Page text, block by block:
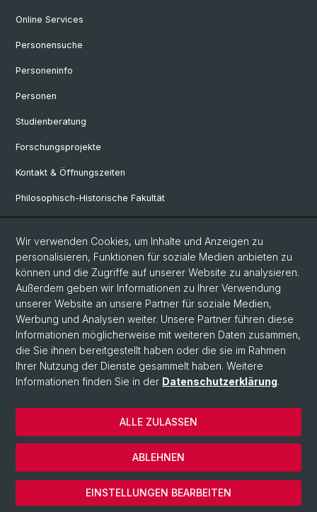
Online Services
Personensuche
Personeninfo
Personen
Studienberatung
Forschungsprojekte
Kontakt & Öffnungszeiten
Philosophisch-Historische Fakultät
Social Media
Instagram
© Universität Basel
Philosophisch-Historische Fakultät
Sprach- und Literaturwissenschaften
Home
Datenschutzerklärung
Wir verwenden Cookies, um Inhalte und Anzeigen zu
personalisieren, Funktionen für soziale Medien anbieten zu
können und die Zugriffe auf unserer Website zu analysieren.
Außerdem geben wir Informationen zu Ihrer Verwendung
unserer Website an unsere Partner für soziale Medien,
Werbung und Analysen weiter. Unsere Partner führen diese
Informationen möglicherweise mit weiteren Daten zusammen,
die Sie ihnen bereitgestellt haben oder die sie im Rahmen
Ihrer Nutzung der Dienste gesammelt haben. Weitere
Informationen finden Sie in der Datenschutzerklärung.
EINSTELLUNGEN BEARBEITEN
ABLEHNEN
ALLE ZULASSEN